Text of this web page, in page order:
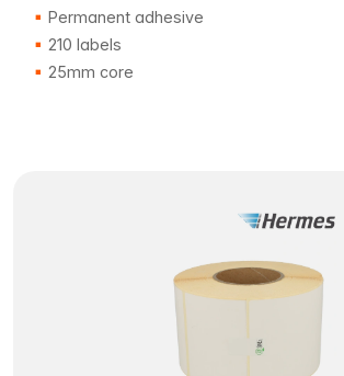
Permanent adhesive
210 labels
25mm core